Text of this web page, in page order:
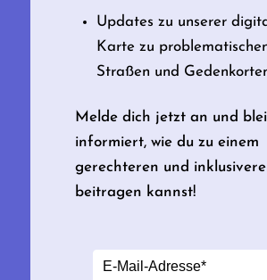
Updates zu unserer
Karte zu
Straßen und
Melde dich jetzt an und
informiert, wie du zu einem
gerechteren und
beitragen kannst!